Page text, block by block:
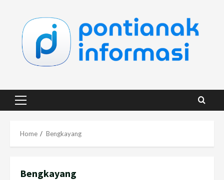
content
Primary
Home Bengkayang
Bengkayang